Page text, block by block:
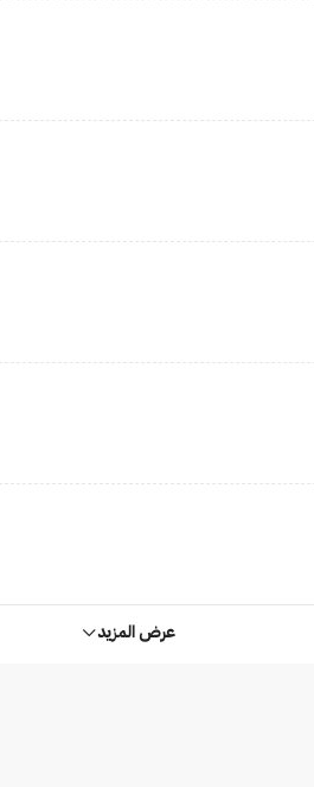
عرض المزيد